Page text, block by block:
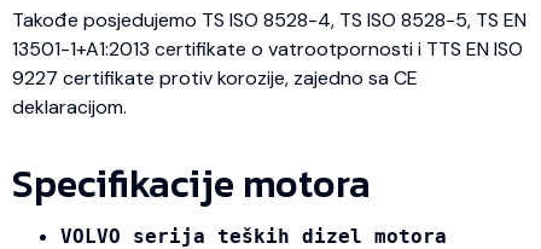
Takođe posjedujemo TS ISO 8528-4, TS ISO 8528-5, TS EN
13501-1+A1:2013 certifikate o vatrootpornosti i TTS EN ISO
9227 certifikate protiv korozije, zajedno sa CE
deklaracijom.
Specifikacije motora
VOLVO serija teških dizel motora